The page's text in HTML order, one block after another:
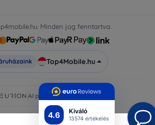
4.6 Kiváló
13574 értékelés
Minden jog fenntartva.
Top4Mobile.hu
AI powered byEurion